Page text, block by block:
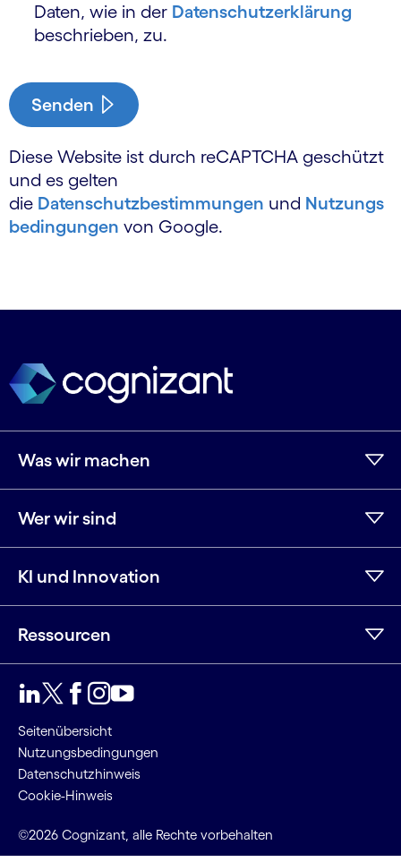
Daten, wie in der Daten­schutz­erklärung
beschrieben, zu.
Senden
Diese Website ist durch reCAPTCHA geschützt
und es gelten
die Datenschutzbestimmungen und Nutzungs
bedingungen von Google.
Was wir machen
Wer wir sind
KI und Innovation
Ressourcen
Seitenübersicht
Nutzungsbedingungen
Datenschutzhinweis
Cookie-Hinweis
©2026 Cognizant, alle Rechte vorbehalten